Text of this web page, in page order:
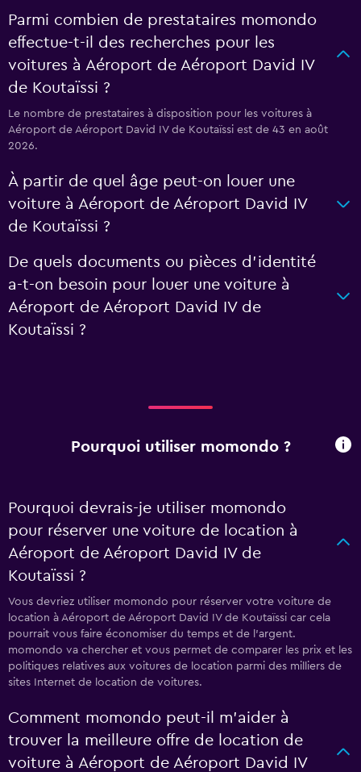
Parmi combien de prestataires momondo
effectue-t-il des recherches pour les
voitures à Aéroport de Aéroport David IV
de Koutaïssi ?
Le nombre de prestataires à disposition pour les voitures à
Aéroport de Aéroport David IV de Koutaïssi est de 43 en août
2026.
À partir de quel âge peut-on louer une
voiture à Aéroport de Aéroport David IV
de Koutaïssi ?
De quels documents ou pièces d'identité
a-t-on besoin pour louer une voiture à
Aéroport de Aéroport David IV de
Koutaïssi ?
Pourquoi utiliser momondo ?
Pourquoi devrais-je utiliser momondo
pour réserver une voiture de location à
Aéroport de Aéroport David IV de
Koutaïssi ?
Vous devriez utiliser momondo pour réserver votre voiture de
location à Aéroport de Aéroport David IV de Koutaïssi car cela
pourrait vous faire économiser du temps et de l'argent.
momondo va chercher et vous permet de comparer les prix et les
politiques relatives aux voitures de location parmi des milliers de
sites Internet de location de voitures.
Comment momondo peut-il m’aider à
trouver la meilleure offre de location de
voiture à Aéroport de Aéroport David IV